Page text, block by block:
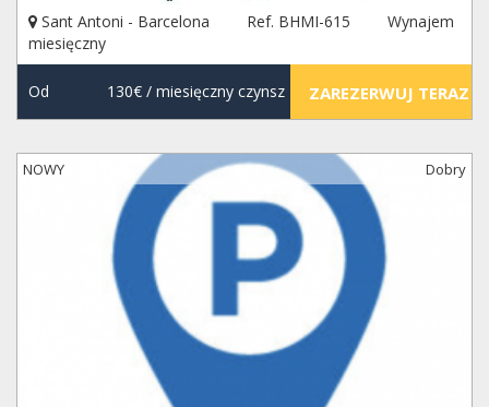
Sant Antoni - Barcelona
Ref. BHMI-615
Wynajem
miesięczny
Od 130€/ miesięczny czynsz ZAREZERWUJ TERAZ
NOWY Dobry